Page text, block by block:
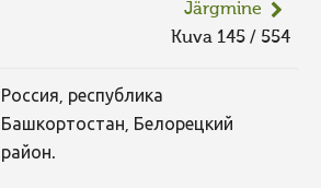
Järgmine
Kuva 145 / 554
Россия, республика
Башкортостан, Белорецкий
район.